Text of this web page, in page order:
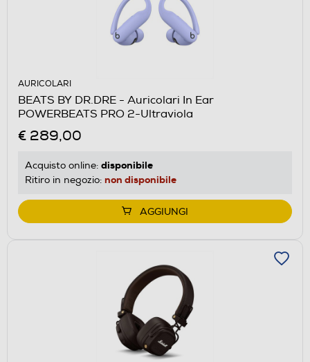
AURICOLARI
BEATS BY DR.DRE - Auricolari In Ear
POWERBEATS PRO 2-Ultraviola
€ 289,00
Acquisto online: disponibile
Ritiro in negozio: non disponibile
AGGIUNGI